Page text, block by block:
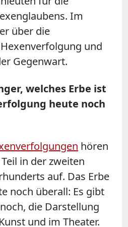
Im
über die
und
Gegenwart.
welches Erbe ist
heute noch
hören
in der zweiten
auf. Das Erbe
noch überall: Es gibt
die Darstellung
und im Theater.